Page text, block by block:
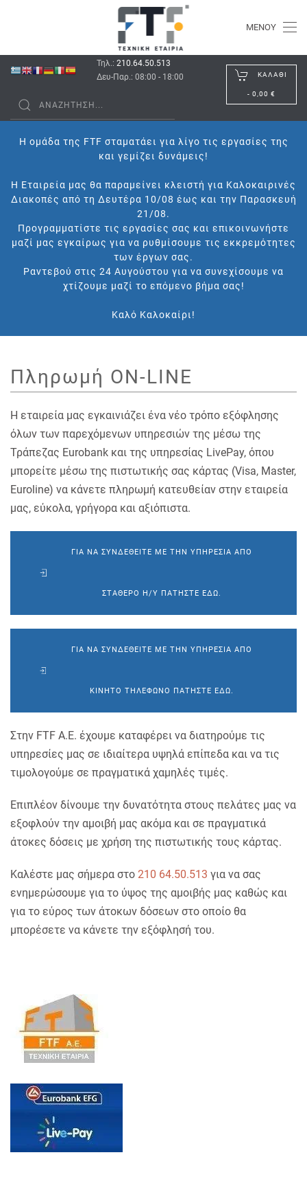
ΜΕΝΟΎ
Τηλ.: 210.64.50.513
Δευ-Παρ.: 08:00 - 18:00
ΚΑΛΆΘΙ
- 0,00 €
Η ομάδα της FTF σταματάει για λίγο τις εργασίες της
και γεμίζει δυνάμεις!
Η Εταιρεία μας θα παραμείνει κλειστή για Καλοκαιρινές
Διακοπές από τη Δευτέρα 10/08 έως και την Παρασκευή
21/08.
Προγραμματίστε τις εργασίες σας και επικοινωνήστε
μαζί μας εγκαίρως για να ρυθμίσουμε τις εκκρεμότητες
των έργων σας.
Ραντεβού στις 24 Αυγούστου για να συνεχίσουμε να
χτίζουμε μαζί το επόμενο βήμα σας!
Καλό Καλοκαίρι!
Πληρωμή ON-LINE
Η εταιρεία μας εγκαινιάζει ένα νέο τρόπο εξόφλησης
όλων των παρεχόμενων υπηρεσιών της μέσω της
Τράπεζας Eurobank και της υπηρεσίας LivePay, όπου
μπορείτε μέσω της πιστωτικής σας κάρτας (Visa, Master,
Euroline) να κάνετε πληρωμή κατευθείαν στην εταιρεία
μας, εύκολα, γρήγορα και αξιόπιστα.
ΓΙΑ ΝΑ ΣΥΝΔΕΘΕΊΤΕ ΜΕ ΤΗΝ ΥΠΗΡΕΣΊΑ ΑΠΟ
ΣΤΑΘΕΡΌ Η/Υ ΠΑΤΉΣΤΕ ΕΔΏ.
ΓΙΑ ΝΑ ΣΥΝΔΕΘΕΊΤΕ ΜΕ ΤΗΝ ΥΠΗΡΕΣΊΑ ΑΠΌ
ΚΙΝΗΤΌ ΤΗΛΈΦΩΝΟ ΠΑΤΉΣΤΕ ΕΔΏ.
Στην FTF Α.Ε. έχουμε καταφέρει να διατηρούμε τις
υπηρεσίες μας σε ιδιαίτερα υψηλά επίπεδα και να τις
τιμολογούμε σε πραγματικά χαμηλές τιμές.
Επιπλέον δίνουμε την δυνατότητα στους πελάτες μας να
εξοφλούν την αμοιβή μας ακόμα και σε πραγματικά
άτοκες δόσεις με χρήση της πιστωτικής τους κάρτας.
Καλέστε μας σήμερα στο 210 64.50.513 για να σας
ενημερώσουμε για το ύψος της αμοιβής μας καθώς και
για το εύρος των άτοκων δόσεων στο οποίο θα
μπορέσετε να κάνετε την εξόφλησή του.